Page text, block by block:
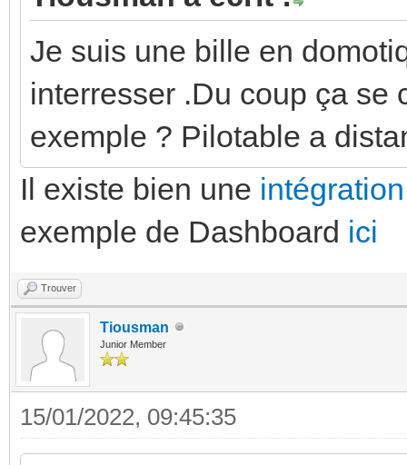
Je suis une bille en
interresser .Du coup ça se
exemple ? Pilotable a
Il existe bien une
exemple de Dashboard ici
Trouver
Tiousman
Junior Member
15/01/2022, 09:45:35